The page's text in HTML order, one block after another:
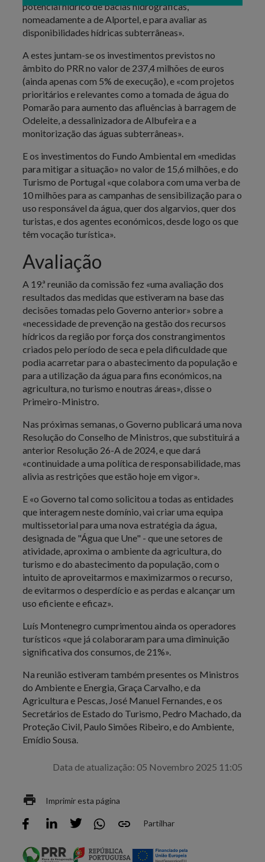
potencial hídrico de bacias hidrográficas,
nomeadamente a de Alportel, e para avaliar as
disponibilidades hídricas subterrâneas».
A estes juntam-se os investimentos previstos no
âmbito do PRR no valor de 237,4 milhões de euros
(ainda apenas com 5% de execução), e «com projetos
prioritários e relevantes como a tomada de água do
Pomarão para aumento das afluências à barragem de
Odeleite, a dessalinizadora de Albufeira e a
monitorização das águas subterrâneas».
E os investimentos do Fundo Ambiental em «medidas
para mitigar a situação» no valor de 15,6 milhões, e do
Turismo de Portugal «que colabora com uma verba de
10 milhões para as campanhas de sensibilização para o
uso responsável da água, quer dos algarvios, quer dos
turistas, e dos agentes económicos, desde logo os que
têm vocação turística».
Avaliação
A 19.ª reunião da comissão fez «uma avaliação dos
resultados das medidas que estiveram na base das
decisões tomadas pelo Governo anterior» sobre a
«necessidade de prevenção na gestão dos recursos
hídricos da região por força dos constrangimentos
criados pelo período de seca e pela dificuldade que
podia acarretar para o abastecimento da população e
para a utilização da água para fins económicos, na
agricultura, no turismo e noutras áreas», disse o
Primeiro-Ministro.
Nas próximas semanas, o Governo publicará uma nova
Resolução do Conselho de Ministros, que substituirá a
anterior Resolução 26-A de 2024, e que dará
«continuidade a uma política de responsabilidade, mas
alivia as restrições que estão hoje em vigor».
E «o Governo tal como solicitou a todas as entidades
que interagem neste domínio, vai criar uma equipa
multissetorial para uma nova estratégia da água,
designada de "Água que Une" - que une setores de
atividade, aproxima o ambiente da agricultura, do
turismo e do abastecimento da população, com o
intuito de aproveitarmos e maximizarmos o recurso,
de evitarmos o desperdício e as perdas e alcançar um
uso eficiente e eficaz».
Luís Montenegro cumprimentou ainda os operadores
turísticos «que já colaboraram para uma diminuição
significativa dos consumos, de 21%».
Na reunião estiveram também presentes os Ministros
do Ambiente e Energia, Graça Carvalho, e da
Agricultura e Pescas, José Manuel Fernandes, e os
Secretários de Estado do Turismo, Pedro Machado, da
Proteção Civil, Paulo Simões Ribeiro, e do Ambiente,
Emídio Sousa.
Data de atualização: 05 Novembro 2025 11:05
Imprimir esta página
Partilhar